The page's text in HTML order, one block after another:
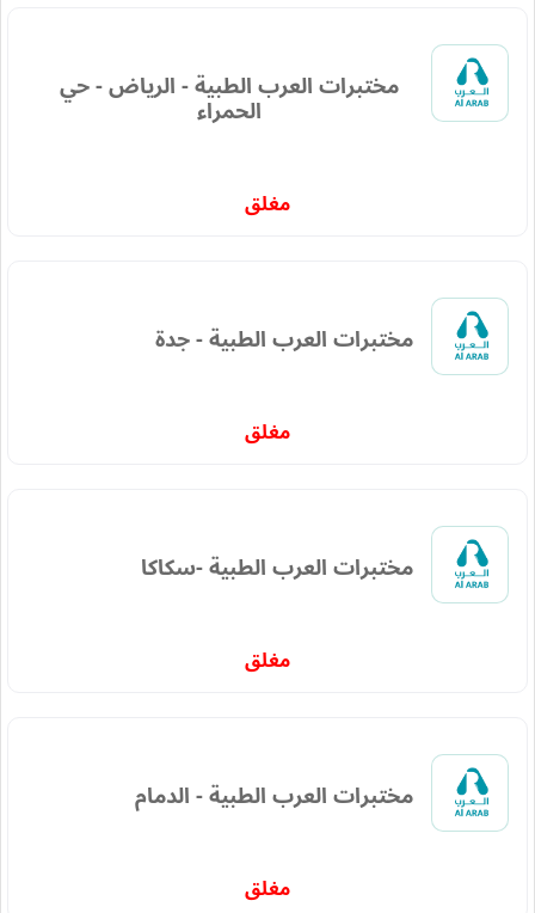
مختبرات العرب الطبية - الرياض - حي
الحمراء
مغلق
مختبرات العرب الطبية - جدة
مغلق
مختبرات العرب الطبية -سكاكا
مغلق
مختبرات العرب الطبية - الدمام
مغلق